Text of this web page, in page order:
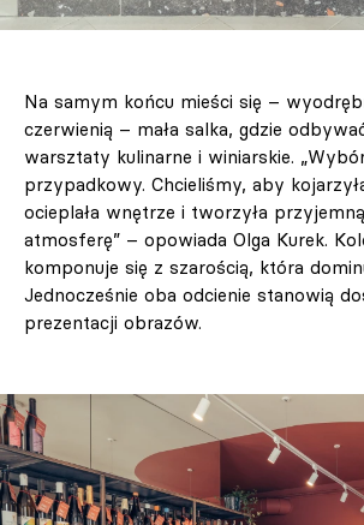
Na samym końcu mieści się –
czerwienią – mała salka, gdzie
warsztaty kulinarne i winiarskie.
przypadkowy. Chcieliśmy, aby
ocieplała wnętrze i tworzyła
atmosferę” – opowiada Olga Kurek.
komponuje się z szarością, która
Jednocześnie oba odcienie stanowią
prezentacji obrazów.